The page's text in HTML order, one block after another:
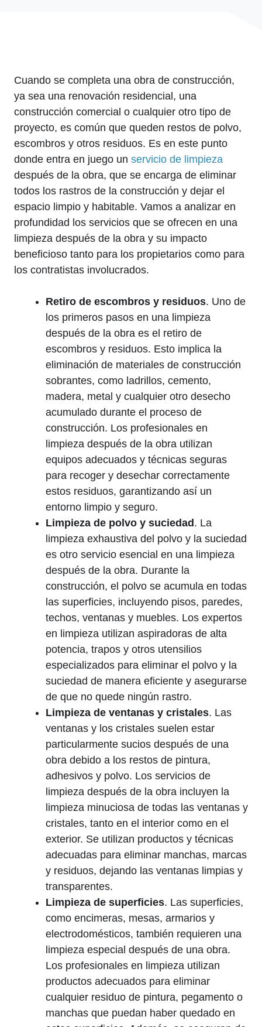
Cuando se completa una obra de construcción,
ya sea una renovación residencial, una
construcción comercial o cualquier otro tipo de
proyecto, es común que queden restos de polvo,
escombros y otros residuos. Es en este punto
donde entra en juego un servicio de limpieza
después de la obra, que se encarga de eliminar
todos los rastros de la construcción y dejar el
espacio limpio y habitable. Vamos a analizar en
profundidad los servicios que se ofrecen en una
limpieza después de la obra y su impacto
beneficioso tanto para los propietarios como para
los contratistas involucrados.
Retiro de escombros y residuos. Uno de
los primeros pasos en una limpieza
después de la obra es el retiro de
escombros y residuos. Esto implica la
eliminación de materiales de construcción
sobrantes, como ladrillos, cemento,
madera, metal y cualquier otro desecho
acumulado durante el proceso de
construcción. Los profesionales en
limpieza después de la obra utilizan
equipos adecuados y técnicas seguras
para recoger y desechar correctamente
estos residuos, garantizando así un
entorno limpio y seguro.
Limpieza de polvo y suciedad . La
limpieza exhaustiva del polvo y la suciedad
es otro servicio esencial en una limpieza
después de la obra. Durante la
construcción, el polvo se acumula en todas
las superficies, incluyendo pisos, paredes,
techos, ventanas y muebles. Los expertos
en limpieza utilizan aspiradoras de alta
potencia, trapos y otros utensilios
especializados para eliminar el polvo y la
suciedad de manera eficiente y asegurarse
de que no quede ningún rastro.
Limpieza de ventanas y cristales. Las
ventanas y los cristales suelen estar
particularmente sucios después de una
obra debido a los restos de pintura,
adhesivos y polvo. Los servicios de
limpieza después de la obra incluyen la
limpieza minuciosa de todas las ventanas y
cristales, tanto en el interior como en el
exterior. Se utilizan productos y técnicas
adecuadas para eliminar manchas, marcas
y residuos, dejando las ventanas limpias y
transparentes.
Limpieza de superficies. Las superficies,
como encimeras, mesas, armarios y
electrodomésticos, también requieren una
limpieza especial después de una obra.
Los profesionales en limpieza utilizan
productos adecuados para eliminar
cualquier residuo de pintura, pegamento o
manchas que puedan haber quedado en